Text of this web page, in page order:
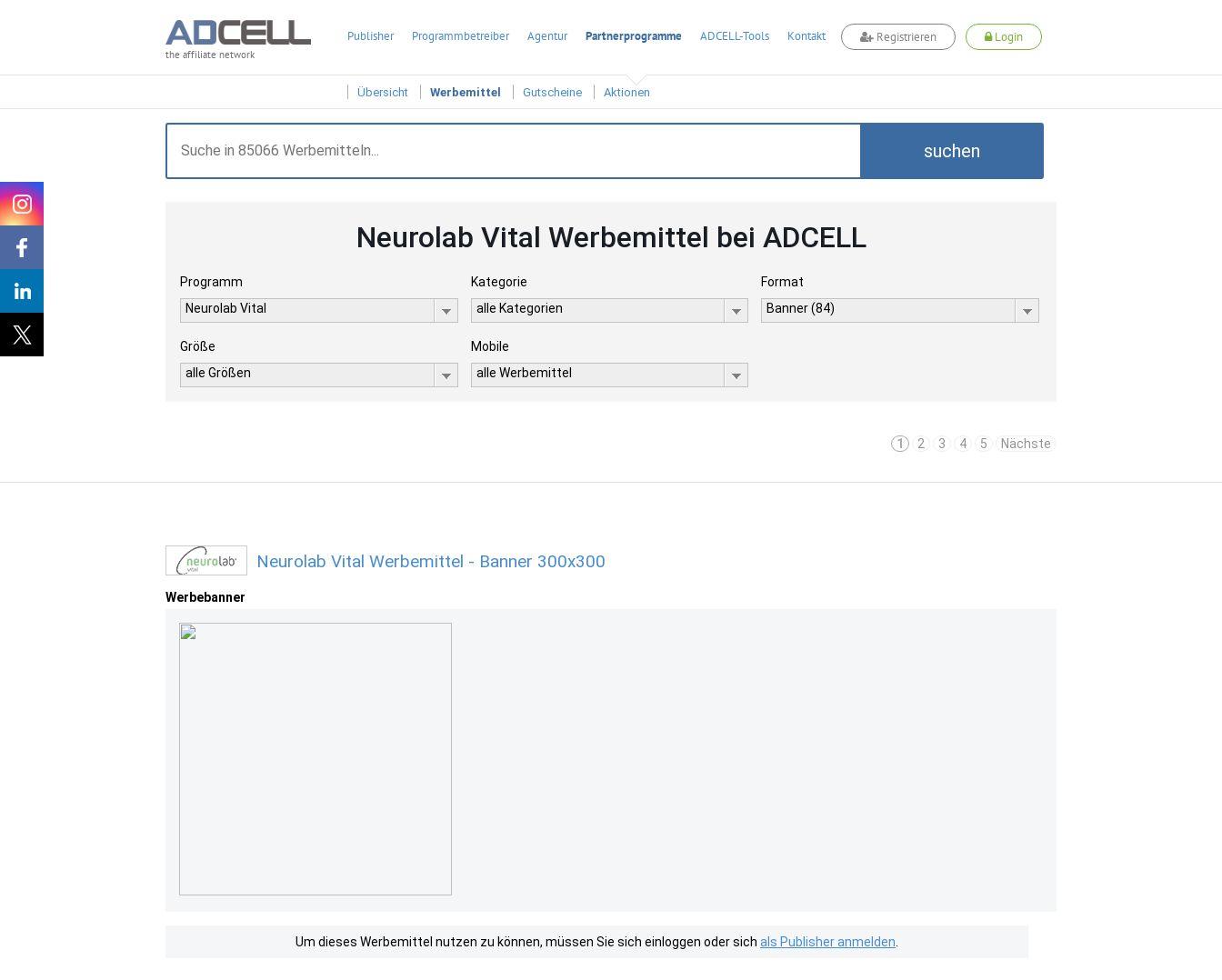
the affiliate network
Publisher Programmbetreiber Agentur Partnerprogramme ADCELL-Tools Kontakt Registrieren Login
Übersicht Werbemittel Gutscheine Aktionen
suchen
Neurolab Vital Werbemittel bei ADCELL
Programm
Neurolab Vital
Kategorie
alle Kategorien
Format
Banner (84)
Größe
alle Größen
Mobile
alle Werbemittel
1 2 3 4 5 Nächste
Neurolab Vital Werbemittel - Banner 300x300
Werbebanner
Um dieses Werbemittel nutzen zu können, müssen Sie sich einloggen oder sich als Publisher anmelden